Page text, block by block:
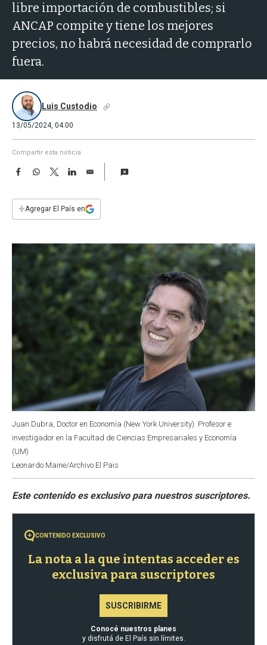
libre importación de combustibles; si
ANCAP compite y tiene los mejores
precios, no habrá necesidad de comprarlo
fuera.
Luis Custodio
13/05/2024, 04:00
Compartir esta noticia
F
e
b
W
s
p
T
w
t
L
n
E
i
l
+Agregar El País en
Juan Dubra, Doctor en Economía (New York University). Profesor e
investigador en la Facultad de Ciencias Empresariales y Economía
(UM)
Leonardo Maine/Archivo El Pais
CONTENIDO EXCLUSIVO
La nota a la que intentas acceder es
exclusiva para suscriptores
SUSCRIBIRME
Conocé nuestros planes
y disfrutá de El País sin límites.